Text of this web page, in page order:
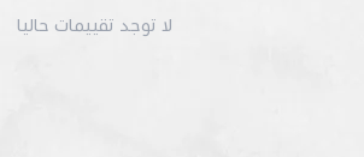
لا توجد تقييمات حاليا